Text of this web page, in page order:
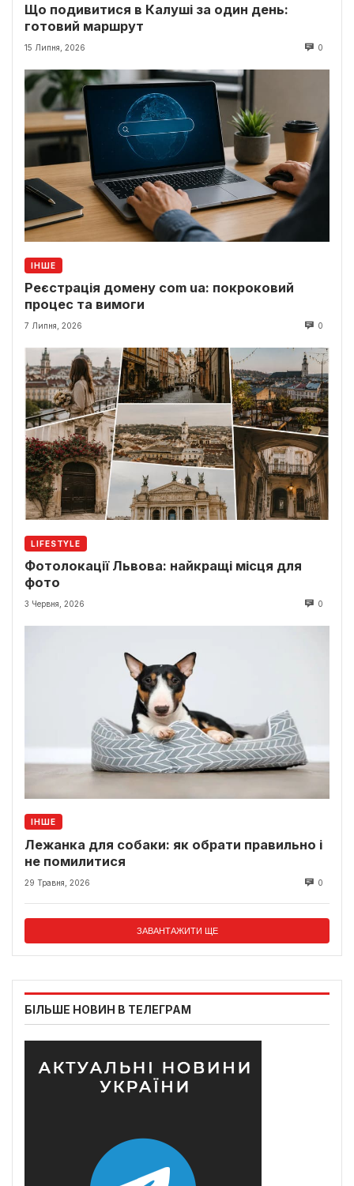
Що подивитися в Калуші за один день:
готовий маршрут
15 Липня, 2026 0
ІНШЕ
Реєстрація домену com ua: покроковий
процес та вимоги
7 Липня, 2026 0
LIFESTYLE
Фотолокації Львова: найкращі місця для
фото
3 Червня, 2026 0
ІНШЕ
Лежанка для собаки: як обрати правильно і
не помилитися
29 Травня, 2026 0
ЗАВАНТАЖИТИ ЩЕ
БІЛЬШЕ НОВИН В ТЕЛЕГРАМ